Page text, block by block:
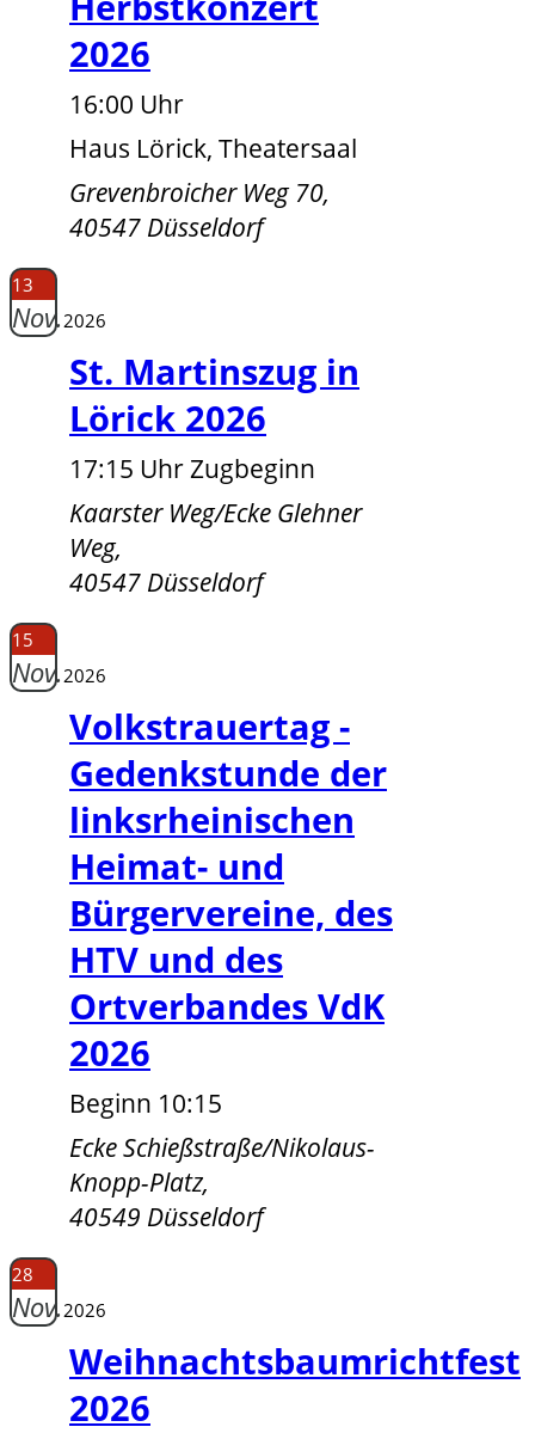
2026
16:00 Uhr
Haus Lörick, Theatersaal
Grevenbroicher Weg 70,
40547 Düsseldorf
13
Nov.2026
St. Martinszug in
Lörick 2026
17:15 Uhr Zugbeginn
Kaarster Weg/Ecke Glehner
Weg,
40547 Düsseldorf
15
Nov.2026
Volkstrauertag -
Gedenkstunde der
linksrheinischen
Heimat- und
Bürgervereine, des
HTV und des
Ortverbandes VdK
2026
Beginn 10:15
Ecke Schießstraße/Nikolaus-
Knopp-Platz,
40549 Düsseldorf
28
Nov.2026
Weihnachtsbaumrichtfest
2026